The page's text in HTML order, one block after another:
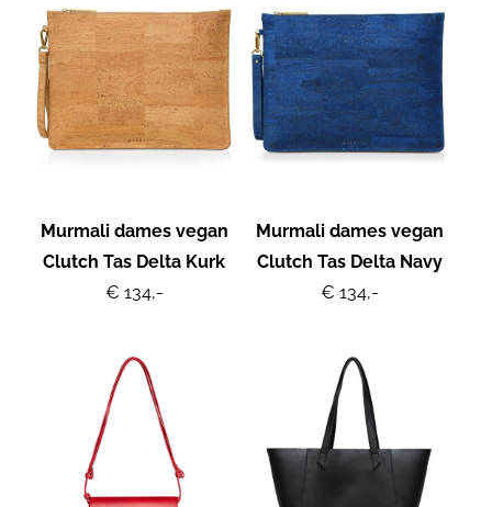
Murmali dames vegan
Clutch Tas Delta Kurk
€ 134,-
Murmali dames vegan
Clutch Tas Delta Navy
€ 134,-